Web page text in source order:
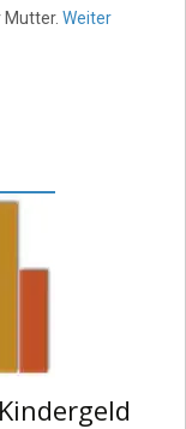
Mutter. Weiter